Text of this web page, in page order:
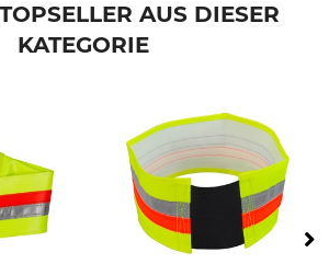
Farbe
AUS DIESER
KATEGORIE